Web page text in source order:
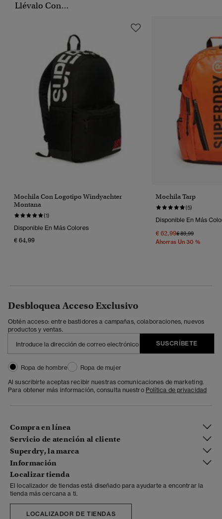
Llévalo Con...
Mochila Con Logotipo Windyachter
Montana
(1)
Disponible En Más Colores
€ 64,99
Mochila Tarp
(5)
Disponible En Más
€ 62,99Precio Rebajado
€ 89,99A
Ahorras Un 30 %
Desbloquea Acceso Exclusivo
Obtén acceso: entre bastidores a campañas, colaboraciones, nuevos
productos y ventas.
SUSCRÍBETE
Ropa de hombre
Ropa de mujer
Al suscribirte aceptas recibir nuestras comunicaciones de marketing.
Para obtener más información, consulta nuestro Política de privacidad
Compra en línea
Servicio de atención al cliente
Superdry, la marca
Información
Localizar tienda
El localizador de tiendas está diseñado para ayudarte a encontrar la
tienda más cercana a ti.
LOCALIZADOR DE TIENDAS